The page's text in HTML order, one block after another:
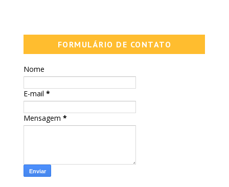
FORMULÁRIO DE CONTATO
Nome
E-mail*
Mensagem*